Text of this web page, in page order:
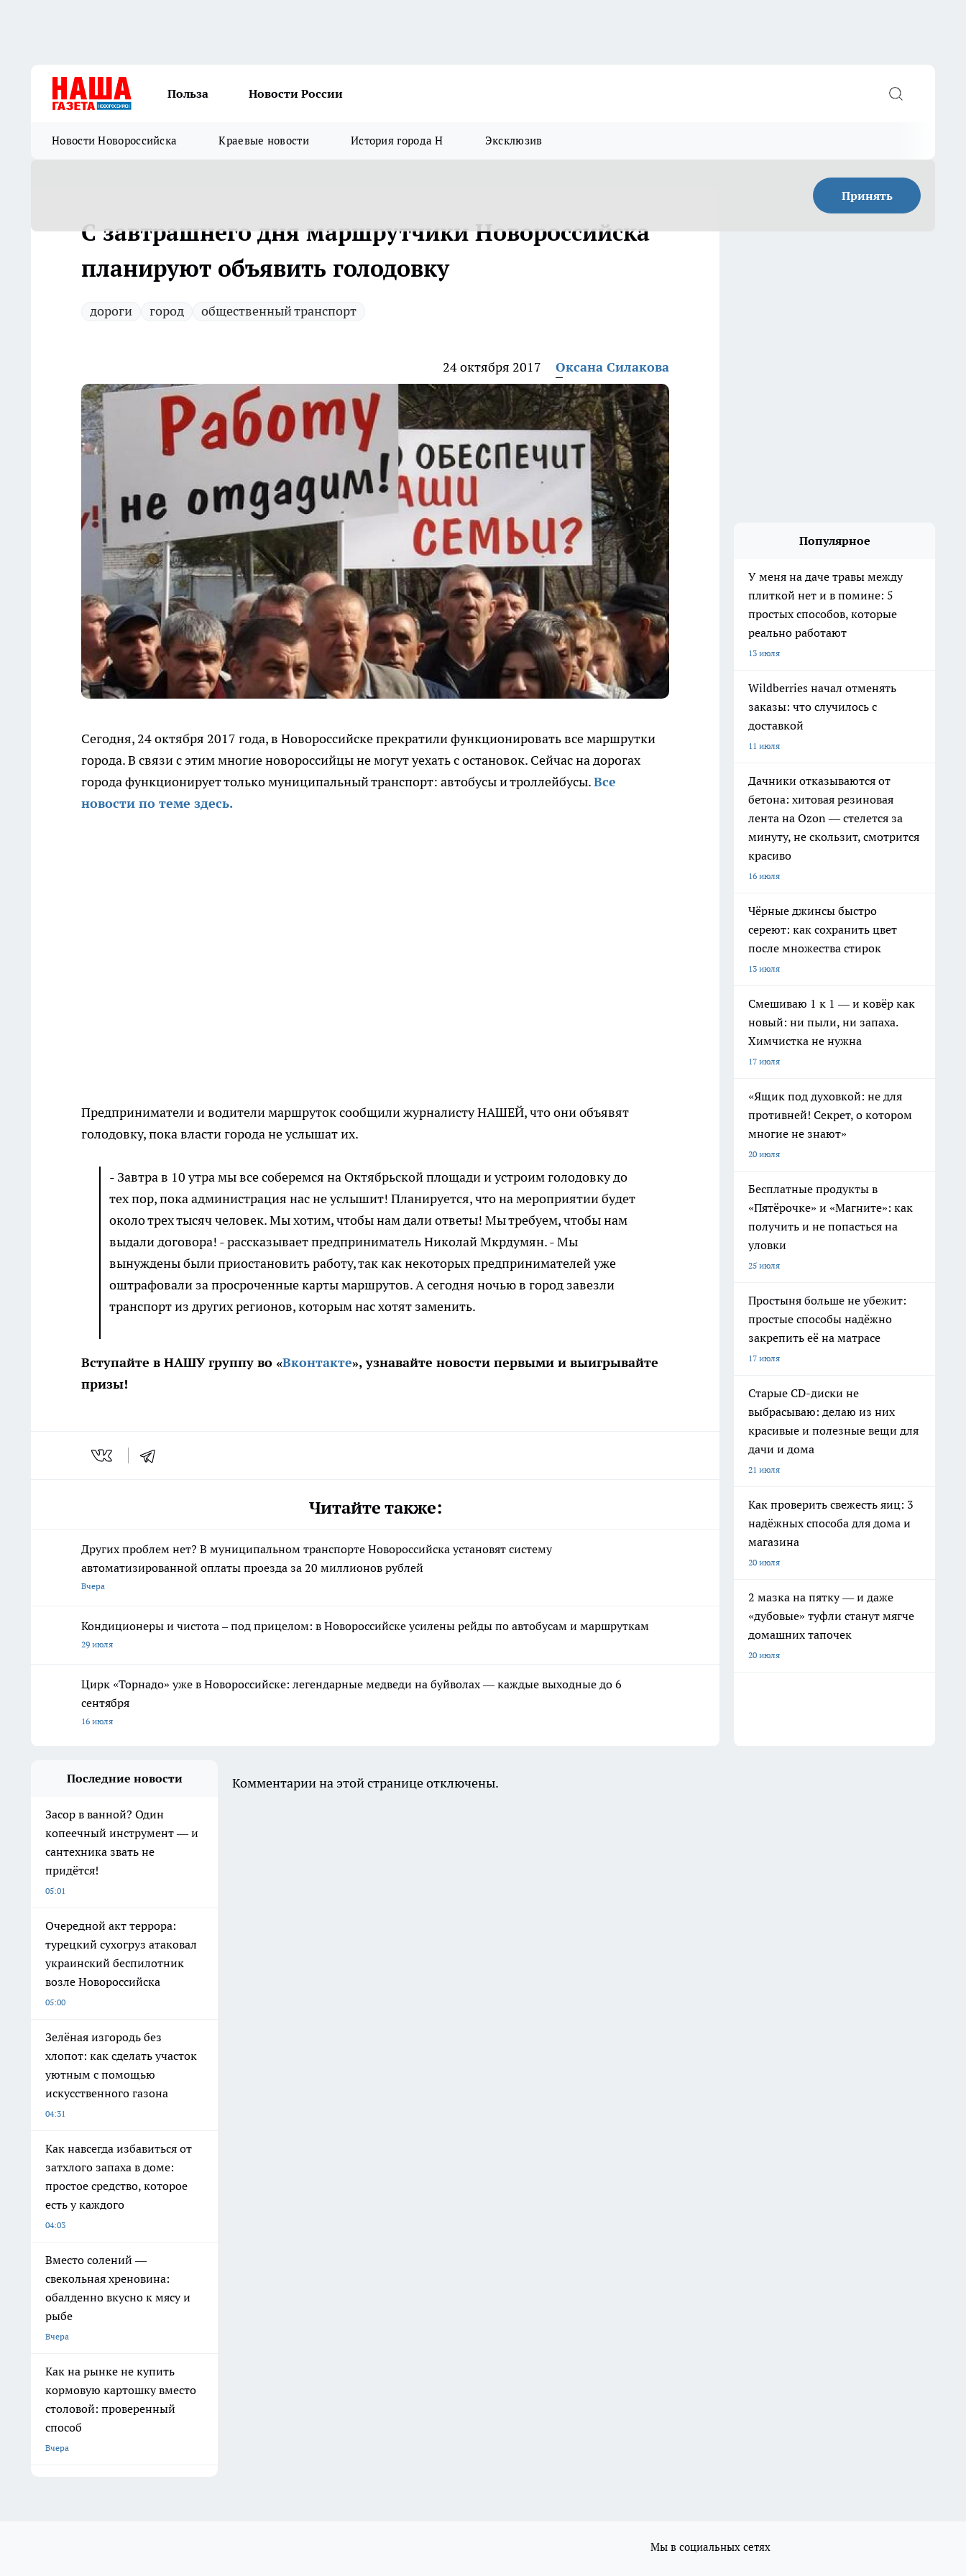
Польза Новости России
Новости Новороссийска Краевые новости История города Н Эксклюзив
Принять
С завтрашнего дня маршрутчики Новороссийска
планируют объявить голодовку
дороги город общественный транспорт
24 октября 2017 Оксана Силакова
Сегодня, 24 октября 2017 года, в Новороссийске прекратили функционировать все маршрутки
города. В связи с этим многие новороссийцы не могут уехать с остановок. Сейчас на дорогах
города функционирует только муниципальный транспорт: автобусы и троллейбусы.Все
новости по теме здесь.
Предприниматели и водители маршруток сообщили журналисту НАШЕЙ, что они объявят
голодовку, пока власти города не услышат их.
- Завтра в 10 утра мы все соберемся на Октябрьской площади и устроим голодовку до
тех пор, пока администрация нас не услышит! Планируется, что на мероприятии будет
около трех тысяч человек. Мы хотим, чтобы нам дали ответы! Мы требуем, чтобы нам
выдали договора! - рассказывает предприниматель Николай Мкрдумян. - Мы
вынуждены были приостановить работу, так как некоторых предпринимателей уже
оштрафовали за просроченные карты маршрутов. А сегодня ночью в город завезли
транспорт из других регионов, которым нас хотят заменить.
Вступайте в НАШУ группу во «Вконтакте», узнавайте новости первыми и выигрывайте
призы!
Читайте также:
Других проблем нет? В муниципальном транспорте Новороссийска установят систему
автоматизированной оплаты проезда за 20 миллионов рублей
Вчера
Кондиционеры и чистота – под прицелом: в Новороссийске усилены рейды по автобусам и маршруткам
29 июля
Цирк «Торнадо» уже в Новороссийске: легендарные медведи на буйволах — каждые выходные до 6
сентября
16 июля
Популярное
У меня на даче травы между
плиткой нет и в помине: 5
простых способов, которые
реально работают
13 июля
Wildberries начал отменять
заказы: что случилось с
доставкой
11 июля
Дачники отказываются от
бетона: хитовая резиновая
лента на Ozon — стелется за
минуту, не скользит, смотрится
красиво
16 июля
Чёрные джинсы быстро
сереют: как сохранить цвет
после множества стирок
13 июля
Смешиваю 1 к 1 — и ковёр как
новый: ни пыли, ни запаха.
Химчистка не нужна
17 июля
«Ящик под духовкой: не для
противней! Секрет, о котором
многие не знают»
20 июля
Бесплатные продукты в
«Пятёрочке» и «Магните»: как
получить и не попасться на
уловки
25 июля
Простыня больше не убежит:
простые способы надёжно
закрепить её на матрасе
17 июля
Старые CD-диски не
выбрасываю: делаю из них
красивые и полезные вещи для
дачи и дома
21 июля
Как проверить свежесть яиц: 3
надёжных способа для дома и
магазина
20 июля
2 мазка на пятку — и даже
«дубовые» туфли станут мягче
домашних тапочек
20 июля
Последние новости
Засор в ванной? Один
копеечный инструмент — и
сантехника звать не
придётся!
05:01
Очередной акт террора:
турецкий сухогруз атаковал
украинский беспилотник
возле Новороссийска
05:00
Зелёная изгородь без
хлопот: как сделать участок
уютным с помощью
искусственного газона
04:31
Как навсегда избавиться от
затхлого запаха в доме:
простое средство, которое
есть у каждого
04:03
Вместо солений —
свекольная хреновина:
обалденно вкусно к мясу и
рыбе
Вчера
Как на рынке не купить
кормовую картошку вместо
столовой: проверенный
способ
Вчера
Комментарии на этой странице отключены.
Мы в социальных сетях